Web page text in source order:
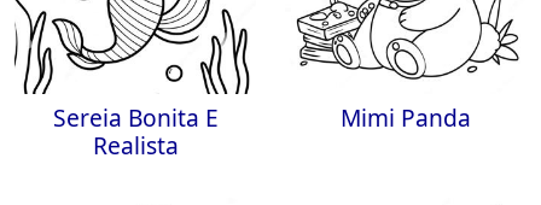
Sereia Bonita E
Realista
Mimi Panda